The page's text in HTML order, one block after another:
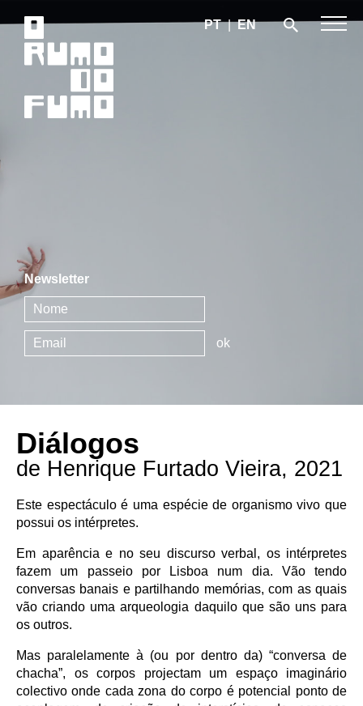
Newsletter
ok
PT | EN
Diálogos
de Henrique Furtado Vieira, 2021
Este espectáculo é uma espécie de organismo vivo que
possui os intérpretes.
Em aparência e no seu discurso verbal, os intérpretes
fazem um passeio por Lisboa num dia. Vão tendo
conversas banais e partilhando memórias, com as quais
vão criando uma arqueologia daquilo que são uns para
os outros.
Mas paralelamente à (ou por dentro da) “conversa de
chacha”, os corpos projectam um espaço imaginário
colectivo onde cada zona do corpo é potencial ponto de